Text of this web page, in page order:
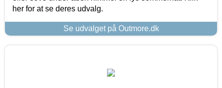
her for at se deres udvalg.
Se udvalget på Outmore.dk